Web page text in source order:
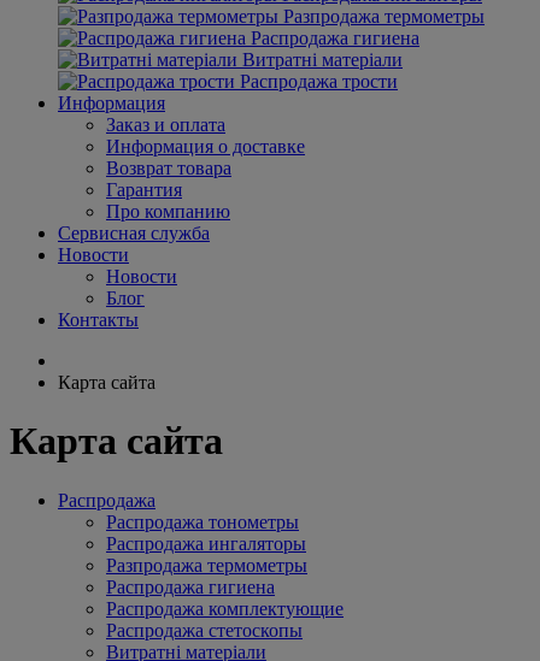
Разпродажа термометры
Распродажа гигиена
Витратні матеріали
Распродажа трости
Информация
Заказ и оплата
Информация о доставке
Возврат товара
Гарантия
Про компанию
Сервисная служба
Новости
Новости
Блог
Контакты
Карта сайта
Карта сайта
Распродажа
Распродажа тонометры
Распродажа ингаляторы
Разпродажа термометры
Распродажа гигиена
Распродажа комплектующие
Распродажа стетоскопы
Витратні матеріали